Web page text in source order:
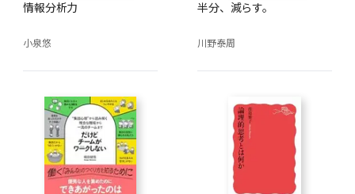
情報分析力
小泉悠
半分、減らす。
川野泰周